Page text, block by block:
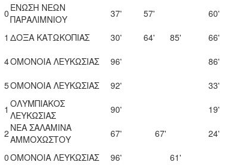
0 ΕΝΩΣΗ ΝΕΩΝ
ΠΑΡΑΛΙΜΝΙΟΥ
37' 57'
60'
1 ΔΟΞΑ ΚΑΤΩΚΟΠΙΑΣ 30' 64' 85'
66'
4ΟΜΟΝΟΙΑ ΛΕΥΚΩΣΙΑΣ 96'
86'
5ΟΜΟΝΟΙΑ ΛΕΥΚΩΣΙΑΣ 92'
33'
1 ΟΛΥΜΠΙΑΚΟΣ
ΛΕΥΚΩΣΙΑΣ
90'
19'
2 ΝΕΑ ΣΑΛΑΜΙΝΑ
ΑΜΜΟΧΩΣΤΟΥ
67' 67'
24'
0ΟΜΟΝΟΙΑ ΛΕΥΚΩΣΙΑΣ 96' 61'